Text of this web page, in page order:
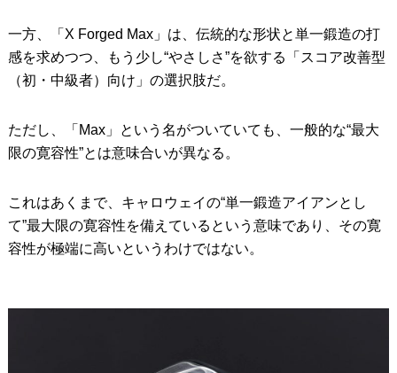
一方、「X Forged Max」は、伝統的な形状と単一鍛造の打
感を求めつつ、もう少し“やさしさ”を欲する「スコア改善型
（初・中級者）向け」の選択肢だ。
ただし、「Max」という名がついていても、一般的な“最大
限の寛容性”とは意味合いが異なる。
これはあくまで、キャロウェイの“単一鍛造アイアンとし
て”最大限の寛容性を備えているという意味であり、その寛
容性が極端に高いというわけではない。